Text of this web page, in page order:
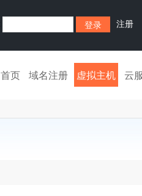
注册
首页 域名注册 虚拟主机 云